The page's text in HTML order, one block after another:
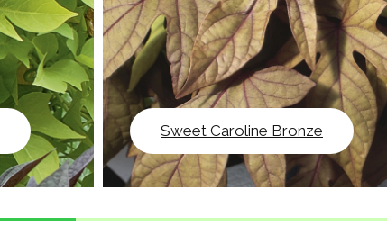
Sweet Caroline Bronze